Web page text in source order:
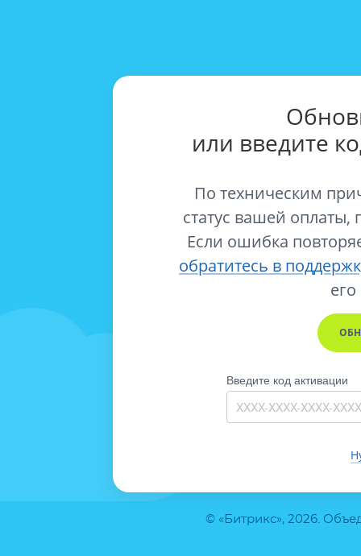
© «Битрикс», 2026.
или введите
По техническим
статус вашей оплаты,
Если ошибка
обратитесь в
его
Введите код активации